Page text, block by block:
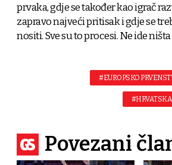
prvaka, gdje se također kao igrač
zapravo najveći pritisak i gdje se
nositi. Sve su to procesi. Ne ide
#EUROPSKO
Povezani